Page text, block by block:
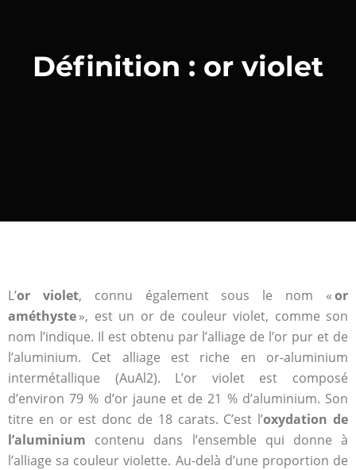
Définition : or violet
L’or violet, connu également sous le nom «or
améthyste», est un or de couleur violet, comme son
nom l’indique. Il est obtenu par l’alliage de l’or pur et de
l’aluminium. Cet alliage est riche en or-aluminium
intermétallique (AuAl2). L’or violet est composé
d’environ 79 % d’or jaune et de 21 % d’aluminium. Son
titre en or est donc de 18 carats. C’est l’oxydation de
l’aluminium contenu dans l’ensemble qui donne à
l’alliage sa couleur violette. Au-delà d’une proportion de